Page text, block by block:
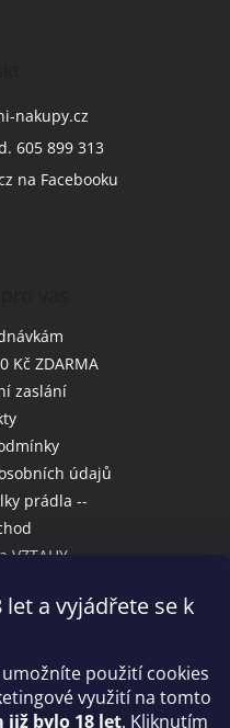
a vyjádřete se k
použití cookies
využití na tomto
již bylo 18 let. Kliknutím
nakupy.cz
605 899 313
na Facebooku
Kč ZDARMA
zaslání
údajů
prádla --
VZTAHY
platby